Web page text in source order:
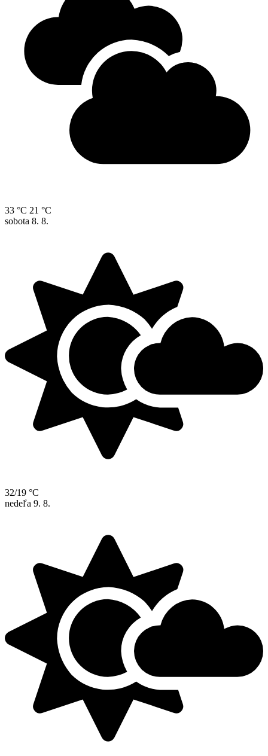
33 °C 21 °C
sobota 8. 8.
32/19 °C
nedeľa 9. 8.